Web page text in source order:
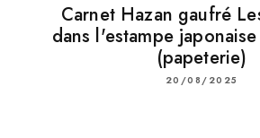
Carnet Hazan gaufré
dans l'estampe
(papeterie)
20/08/2025